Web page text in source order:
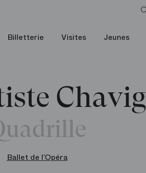
Billetterie Visites Jeunes
Ballet de l’Opéra